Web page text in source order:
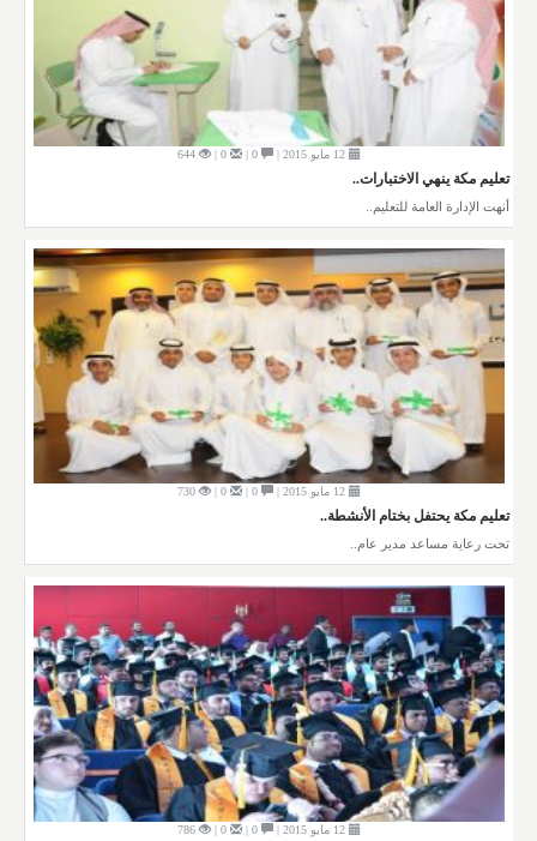
644
تعليم مكة ينهي الاختبارات..
أنهت الإدارة العامة للتعليم..
730
تعليم مكة يحتفل بختام الأنشطة..
تحت رعاية مساعد مدير عام..
786